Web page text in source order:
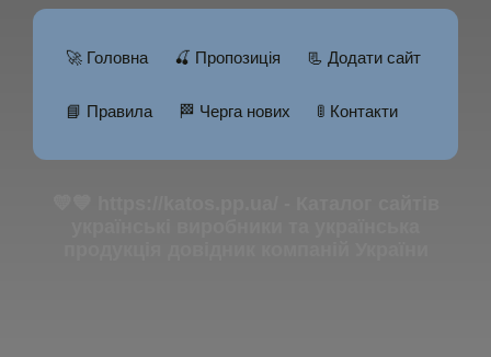
🚀 Головна 🍒 Пропозиція 📃 Додати сайт
📘 Правила 🏁 Черга нових 🚦 Контакти